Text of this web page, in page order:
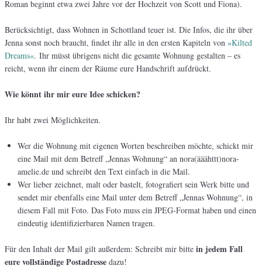
Roman beginnt etwa zwei Jahre vor der Hochzeit von Scott und Fiona).
Berücksichtigt, dass Wohnen in Schottland teuer ist. Die Infos, die ihr über
Jenna sonst noch braucht, findet ihr alle in den ersten Kapiteln von »Kilted
Dreams«. Ihr müsst übrigens nicht die gesamte Wohnung gestalten – es
reicht, wenn ihr einem der Räume eure Handschrift aufdrückt.
Wie könnt ihr mir eure Idee schicken?
Ihr habt zwei Möglichkeiten.
Wer die Wohnung mit eigenen Worten beschreiben möchte, schickt mir
eine Mail mit dem Betreff „Jennas Wohnung“ an nora(ääähttt)nora-
amelie.de und schreibt den Text einfach in die Mail.
Wer lieber zeichnet, malt oder bastelt, fotografiert sein Werk bitte und
sendet mir ebenfalls eine Mail unter dem Betreff „Jennas Wohnung“, in
diesem Fall mit Foto. Das Foto muss ein JPEG-Format haben und einen
eindeutig identifizierbaren Namen tragen.
Für den Inhalt der Mail gilt außerdem: Schreibt mir bitte in jedem Fall
eure vollständige Postadresse dazu!